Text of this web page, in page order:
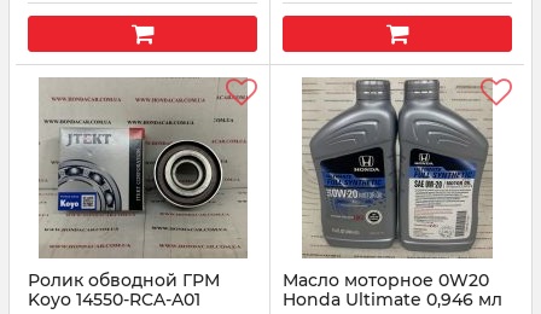
Ролик обводной ГРМ
Koyo 14550-RCA-A01
Масло моторное 0W20
Honda Ultimate 0,946 мл